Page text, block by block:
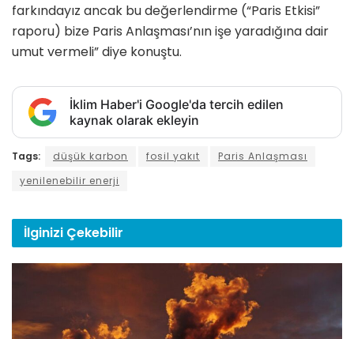
farkındayız ancak bu değerlendirme (“Paris Etkisi”
raporu) bize Paris Anlaşması’nın işe yaradığına dair
umut vermeli” diye konuştu.
İklim Haber'i Google'da tercih edilen
kaynak olarak ekleyin
Tags: düşük karbon fosil yakıt
Paris Anlaşması
yenilenebilir enerji
İlginizi Çekebilir